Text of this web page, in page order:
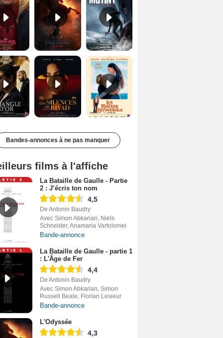
Les Silences de Riyad Bande-annonce VO STFR Les Matins merveilleux Bande-annonce VF
Bandes-annonces à ne pas manquer
films à l'affiche
La Bataille de Gaulle - Partie
2 : J’écris ton nom
4,5
De Antonin Baudry
Avec Simon Abkarian, Niels
Schneider, Anamaria Vartolomei
Bande-annonce
La Bataille de Gaulle - partie 1
: L'Âge de Fer
4,4
De Antonin Baudry
Avec Simon Abkarian, Simon
Russell Beale, Florian Lesieur
Bande-annonce
L'Odyssée
4,3